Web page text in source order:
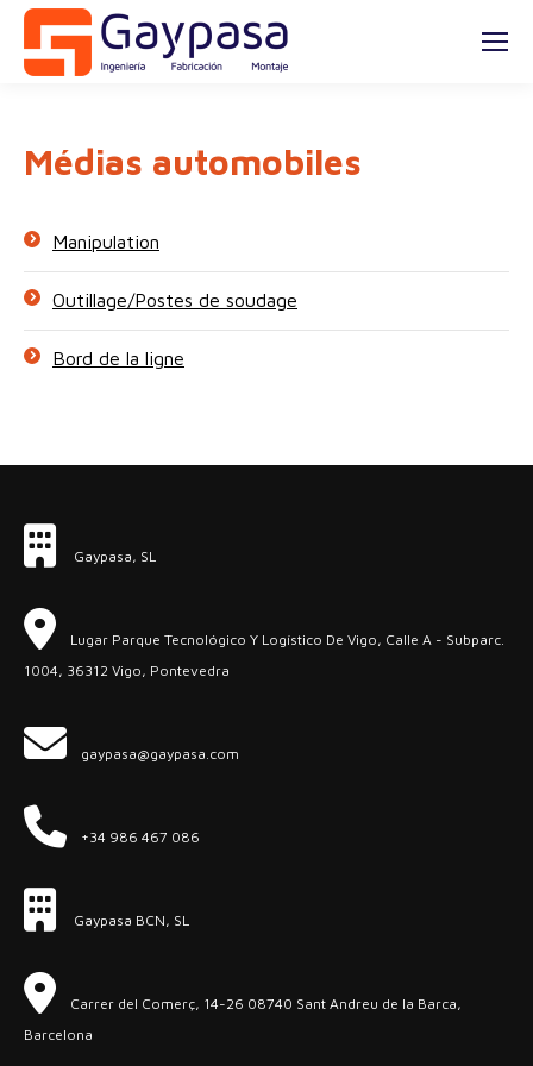
Médias automobiles
Manipulation
Outillage/Postes de soudage
Bord de la ligne
Gaypasa, SL
Lugar Parque Tecnológico Y Logístico De Vigo, Calle A - Subparc.
1004, 36312 Vigo, Pontevedra
gaypasa@gaypasa.com
+34 986 467 086
Gaypasa BCN, SL
Carrer del Comerç, 14-26 08740 Sant Andreu de la Barca,
Barcelona